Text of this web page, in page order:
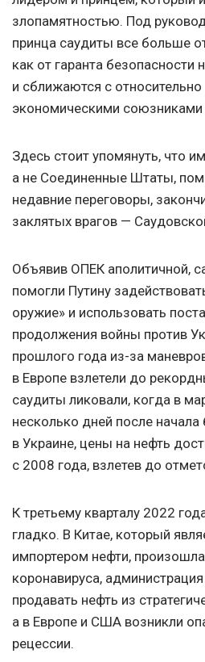
злопамятностью. Под
принца саудиты все больше
как от гаранта безопасности
и сближаются с
экономическими
Здесь стоит упомянуть, что
а не Соединенные Штаты,
недавние переговоры,
заклятых врагов —
Объявив ОПЕК аполитичной,
помогли Путину
оружие» и использовать
продолжения войны против
прошлого года из-за
в Европе взлетели до
саудиты ликовали, когда в
несколько дней после
в Украине, цены на нефть
с 2008 года, взлетев до
К третьему кварталу 2022
гладко. В Китае, который
импортером нефти,
коронавируса,
продавать нефть из
а в Европе и США возникли
рецессии.